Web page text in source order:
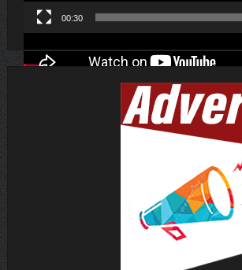
00:30